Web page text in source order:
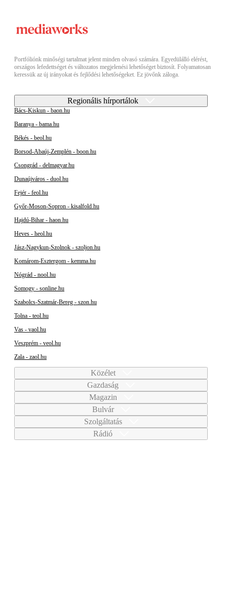
Portfóliónk minőségi tartalmat jelent minden olvasó számára. Egyedülálló elérést,
országos lefedettséget és változatos megjelenési lehetőséget biztosít. Folyamatosan
keressük az új irányokat és fejlődési lehetőségeket. Ez jövőnk záloga.
Regionális hírportálok
Bács-Kiskun - baon.hu
Baranya - bama.hu
Békés - beol.hu
Borsod-Abaúj-Zemplén - boon.hu
Csongrád - delmagyar.hu
Dunaújváros - duol.hu
Fejér - feol.hu
Győr-Moson-Sopron - kisalfold.hu
Hajdú-Bihar - haon.hu
Heves - heol.hu
Jász-Nagykun-Szolnok - szoljon.hu
Komárom-Esztergom - kemma.hu
Nógrád - nool.hu
Somogy - sonline.hu
Szabolcs-Szatmár-Bereg - szon.hu
Tolna - teol.hu
Vas - vaol.hu
Veszprém - veol.hu
Zala - zaol.hu
Közélet
Gazdaság
Magazin
Bulvár
Szolgáltatás
Rádió